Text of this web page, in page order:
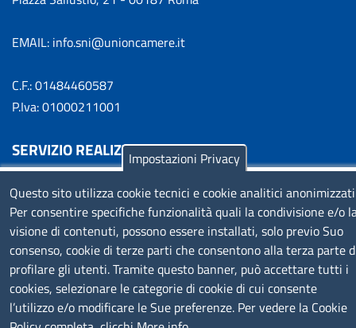
EMAIL: info.sni@unioncamere.it
C.F.: 01484460587
P.Iva: 01000211001
SERVIZIO REALIZZATO DA
SEGUICI SU
Impostazioni Privacy
Questo sito utilizza cookie tecnici e cookie analitici
Per consentire specifiche funzionalità quali la condivisione e/o
visione di contenuti, possono essere installati, solo previo Suo
consenso, cookie di terze parti che consentono alla terza parte
profilare gli utenti. Tramite questo banner, può accettare tutti i
cookies, selezionare le categorie di cookie di cui consente
l’utilizzo e/o modificare le Sue preferenze. Per vedere la Cookie